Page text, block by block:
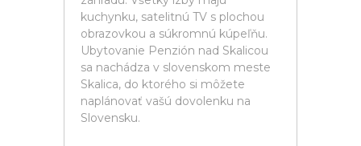
kuchynku, satelitnú TV s plochou
obrazovkou a súkromnú kúpeľňu.
Ubytovanie Penzión nad Skalicou
sa nachádza v slovenskom meste
Skalica, do ktorého si môžete
naplánovať vašú dovolenku na
Slovensku.